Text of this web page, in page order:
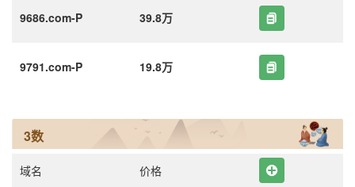
9686.com-P 39.8万
9791.com-P 19.8万
3数
域名 价格